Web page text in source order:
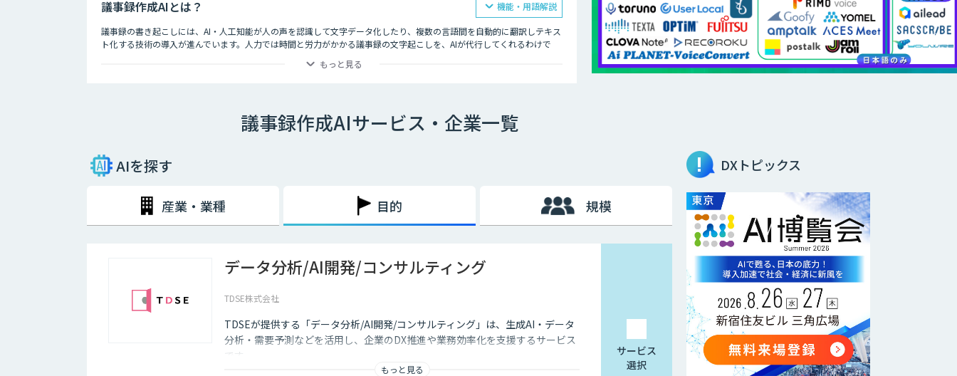
議事録作成AIとは？
議事録の書き起こしには、AI・人工知能が人の声を認識して文字データ化したり、複数の言語間を自動的に翻訳しテキス
ト化する技術の導入が進んでいます。人力では時間と労力がかかる議事録の文字起こしを、AIが代行してくれるわけで
そういったミスを最小限に留め、より効率的に議事録を作成するための方法として最近注目されているのが、音声認識機
もっと見る
機能・用語解説
議事録作成AIサービス・企業一覧
AIを探す
産業・業種 目的 規模
データ分析/AI開発/コンサルティング
TDSE株式会社
TDSEが提供する「データ分析/AI開発/コンサルティング」は、生成AI・データ
分析・需要予測などを活用し、企業のDX推進や業務効率化を支援するサービス
です。
もっと見る
サービス
選択
DXトピックス